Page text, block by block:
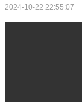
2024-10-22 22:55:07